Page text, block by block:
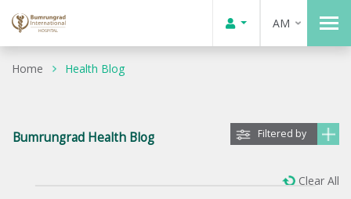
AM
Home Health Blog
Bumrungrad Health Blog Filtered by
Clear All